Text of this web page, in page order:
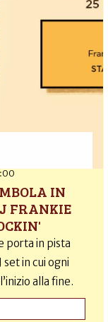
IN
FRANKIE
porta in pista
set in cui ogni
alla fine.